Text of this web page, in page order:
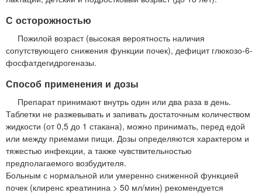
С осторожностью
Пожилой возраст (высокая вероятность наличия
сопутствующего снижения функции почек), дефицит глюкозо-6-
фосфатдегидрогеназы.
Способ применения и дозы
Препарат принимают внутрь один или два раза в день.
Таблетки не разжевывать и запивать достаточным количеством
жидкости (от 0,5 до 1 стакана), можно принимать, перед едой
или между приемами пищи. Дозы определяются характером и
тяжестью инфекции, а также чувствительностью
предполагаемого возбудителя.
Больным с нормальной или умеренно сниженной функцией
почек (клиренс креатинина > 50 мл/мин) рекомендуется